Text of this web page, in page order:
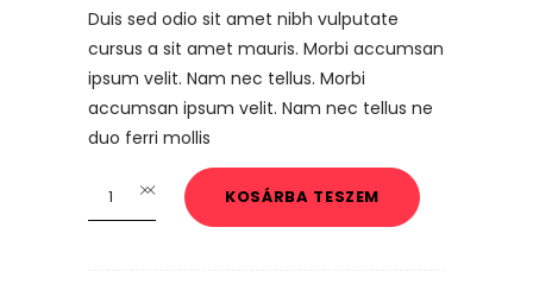
Duis sed odio sit amet nibh vulputate
cursus a sit amet mauris. Morbi accumsan
ipsum velit. Nam nec tellus. Morbi
accumsan ipsum velit. Nam nec tellus ne
duo ferri mollis
Enough
Mug
KOSÁRBA TESZEM